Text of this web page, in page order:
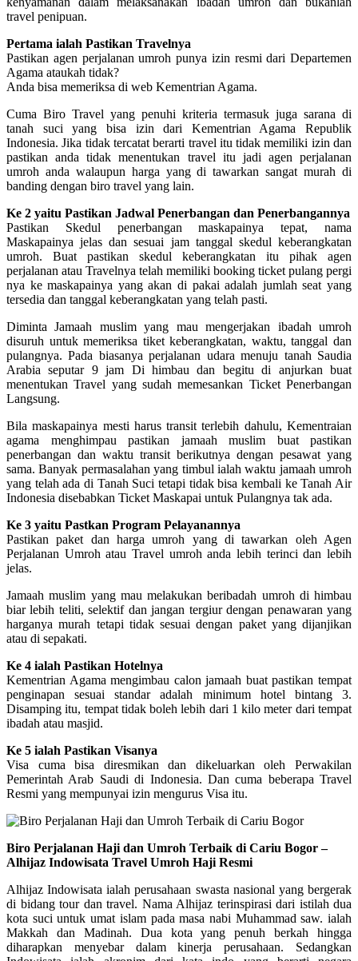
travel penipuan.
Pertama ialah Pastikan Travelnya
Pastikan agen perjalanan umroh punya izin resmi dari Departemen
Agama ataukah tidak?
Anda bisa memeriksa di web Kementrian Agama.
Cuma Biro Travel yang penuhi kriteria termasuk juga sarana di
tanah suci yang bisa izin dari Kementrian Agama Republik
Indonesia. Jika tidak tercatat berarti travel itu tidak memiliki izin dan
pastikan anda tidak menentukan travel itu jadi agen perjalanan
umroh anda walaupun harga yang di tawarkan sangat murah di
banding dengan biro travel yang lain.
Ke 2 yaitu Pastikan Jadwal Penerbangan dan Penerbangannya
Pastikan Skedul penerbangan maskapainya tepat, nama
Maskapainya jelas dan sesuai jam tanggal skedul keberangkatan
umroh. Buat pastikan skedul keberangkatan itu pihak agen
perjalanan atau Travelnya telah memiliki booking ticket pulang pergi
nya ke maskapainya yang akan di pakai adalah jumlah seat yang
tersedia dan tanggal keberangkatan yang telah pasti.
Diminta Jamaah muslim yang mau mengerjakan ibadah umroh
disuruh untuk memeriksa tiket keberangkatan, waktu, tanggal dan
pulangnya. Pada biasanya perjalanan udara menuju tanah Saudia
Arabia seputar 9 jam Di himbau dan begitu di anjurkan buat
menentukan Travel yang sudah memesankan Ticket Penerbangan
Langsung.
Bila maskapainya mesti harus transit terlebih dahulu, Kementraian
agama menghimpau pastikan jamaah muslim buat pastikan
penerbangan dan waktu transit berikutnya dengan pesawat yang
sama. Banyak permasalahan yang timbul ialah waktu jamaah umroh
yang telah ada di Tanah Suci tetapi tidak bisa kembali ke Tanah Air
Indonesia disebabkan Ticket Maskapai untuk Pulangnya tak ada.
Ke 3 yaitu Pastkan Program Pelayanannya
Pastikan paket dan harga umroh yang di tawarkan oleh Agen
Perjalanan Umroh atau Travel umroh anda lebih terinci dan lebih
jelas.
Jamaah muslim yang mau melakukan beribadah umroh di himbau
biar lebih teliti, selektif dan jangan tergiur dengan penawaran yang
harganya murah tetapi tidak sesuai dengan paket yang dijanjikan
atau di sepakati.
Ke 4 ialah Pastikan Hotelnya
Kementrian Agama mengimbau calon jamaah buat pastikan tempat
penginapan sesuai standar adalah minimum hotel bintang 3.
Disamping itu, tempat tidak boleh lebih dari 1 kilo meter dari tempat
ibadah atau masjid.
Ke 5 ialah Pastikan Visanya
Visa cuma bisa diresmikan dan dikeluarkan oleh Perwakilan
Pemerintah Arab Saudi di Indonesia. Dan cuma beberapa Travel
Resmi yang mempunyai izin mengurus Visa itu.
Biro Perjalanan Haji dan Umroh Terbaik di Cariu Bogor –
Alhijaz Indowisata Travel Umroh Haji Resmi
Alhijaz Indowisata ialah perusahaan swasta nasional yang bergerak
di bidang tour dan travel. Nama Alhijaz terinspirasi dari istilah dua
kota suci untuk umat islam pada masa nabi Muhammad saw. ialah
Makkah dan Madinah. Dua kota yang penuh berkah hingga
diharapkan menyebar dalam kinerja perusahaan. Sedangkan